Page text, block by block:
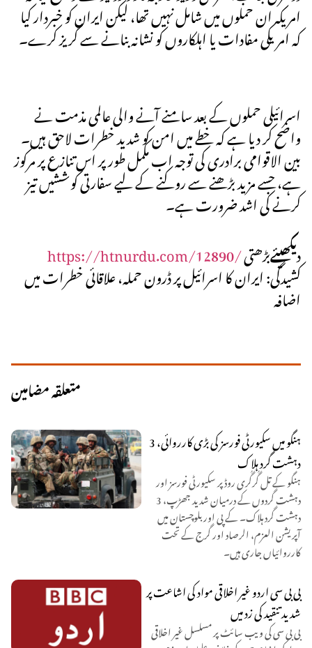
امریکہ ان حملوں میں شامل نہیں تھا، لیکن ایران کو خبردار کیا
کہ امریکی مفادات یا اہلکاروں کو نشانہ بنانے سے گریز کرے۔
اسرائیلی حملوں کے بعد سامنے آنے والی عالمی مذمت نے
واضح کر دیا ہے کہ خطے میں امن کو شدید خطرات لاحق ہیں۔
بین الاقوامی برادری کی توجہ اب مکمل طور پر اس تنازع پر مرکوز
ہے، جسے مزید بڑھنے سے روکنے کے لیے سفارتی کوششیں تیز
کرنے کی اشد ضرورت ہے۔
https://htnurdu.com/12890/
دیکھیئےبڑھتی
کشیدگی: ایران کا اسرائیل پر ڈرون حملہ، علاقائی خطرات میں
اضافہ
متعلقہ مضامین
ہنگو میں سکیورٹی فورسز کی بڑی کارروائی، 3
دہشت گرد ہلاک
ہنگو کے تل گُرگُری روڈ پر سکیورٹی فورسز اور
دہشت گردوں کے درمیان شدید جھڑپ، 3
دہشت گرد ہلاک۔ کے پی اور بلوچستان میں
آپریشن العزم، الرصاد اور گرج کے تحت
کارروائیاں جاری ہیں۔
بی بی سی اردو غیر اخلاقی مواد کی اشاعت پر
شدید تنقید کی زد میں
بی بی سی کی ویب سائٹ پر مسلسل غیر اخلاقی